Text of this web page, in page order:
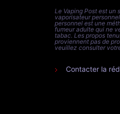
Le Vaping Post est un
vaporisateur
personnel est une
fumeur adulte qui ne
tabac. Les propos
proviennent pas de
veuillez consulter
Contacter la